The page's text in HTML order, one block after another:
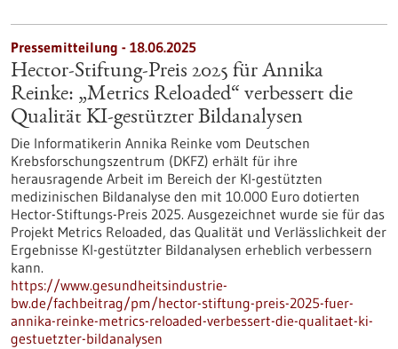
Pressemitteilung - 18.06.2025
Hector-Stiftung-Preis 2025 für Annika
Reinke: „Metrics Reloaded“ verbessert die
Qualität KI-gestützter Bildanalysen
Die Informatikerin Annika Reinke vom Deutschen
Krebsforschungszentrum (DKFZ) erhält für ihre
herausragende Arbeit im Bereich der KI-gestützten
medizinischen Bildanalyse den mit 10.000 Euro dotierten
Hector-Stiftungs-Preis 2025. Ausgezeichnet wurde sie für das
Projekt Metrics Reloaded, das Qualität und Verlässlichkeit der
Ergebnisse KI-gestützter Bildanalysen erheblich verbessern
kann.
https://www.gesundheitsindustrie-
bw.de/fachbeitrag/pm/hector-stiftung-preis-2025-fuer-
annika-reinke-metrics-reloaded-verbessert-die-qualitaet-ki-
gestuetzter-bildanalysen